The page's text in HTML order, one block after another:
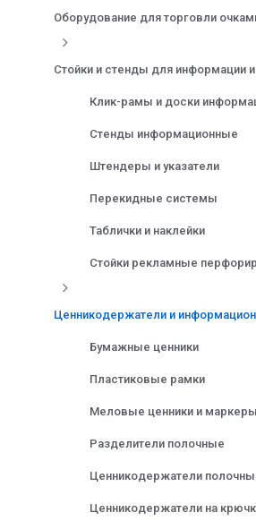
Оборудование для торговли
Стойки и стенды для информации
Клик-рамы и доски
Стенды информационные
Штендеры и указатели
Перекидные системы
Таблички и наклейки
Стойки рекламные
Ценникодержатели и
Бумажные ценники
Пластиковые рамки
Меловые ценники и маркеры
Разделители полочные
Ценникодержатели
Ценникодержатели на